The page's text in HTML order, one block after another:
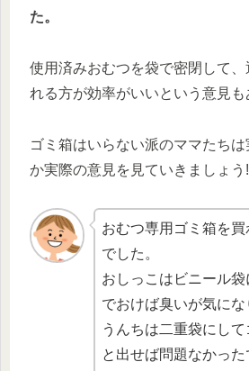
た。
使用済みおむつを袋で密閉して、
れる方が効率がいいという意見も
ゴミ箱はいらない派のママたち
か実際の意見を見ていきましょう!
おむつ専用ゴミ箱を
でした。
おしっこはビニール
でおけば臭いが気にな
うんちは二重袋にし
と出せば問題なかった